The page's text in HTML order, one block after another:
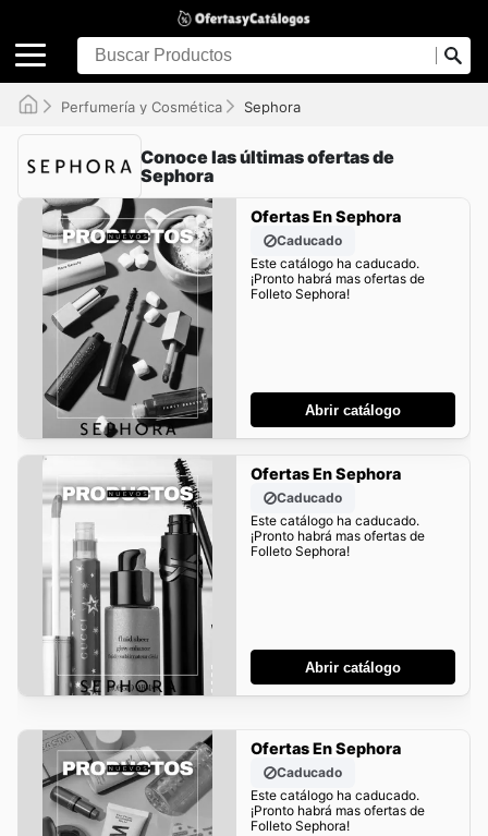
Perfumería y Cosmética Sephora
Conoce las últimas ofertas de
Sephora
Ofertas En Sephora
Caducado
Este catálogo ha caducado.
¡Pronto habrá mas ofertas de
Folleto Sephora!
Abrir catálogo
Ofertas En Sephora
Caducado
Este catálogo ha caducado.
¡Pronto habrá mas ofertas de
Folleto Sephora!
Abrir catálogo
Ofertas En Sephora
Caducado
Este catálogo ha caducado.
¡Pronto habrá mas ofertas de
Folleto Sephora!